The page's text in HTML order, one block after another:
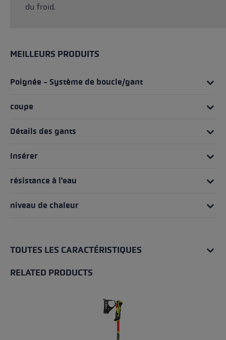
du froid.
MEILLEURS PRODUITS
Poignée - Système de boucle/gant
coupe
Détails des gants
Insérer
résistance à l'eau
niveau de chaleur
TOUTES LES CARACTÉRISTIQUES
RELATED PRODUCTS